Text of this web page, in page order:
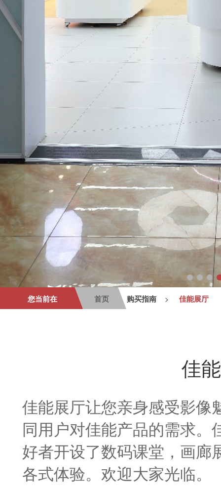
您当前在 首页 购买指南 > 佳能展厅
佳
佳能展厅让您亲身感受影像
同用户对佳能产品的需求
好者开设了数码课堂，画廊
各式体验。欢迎大家光临。